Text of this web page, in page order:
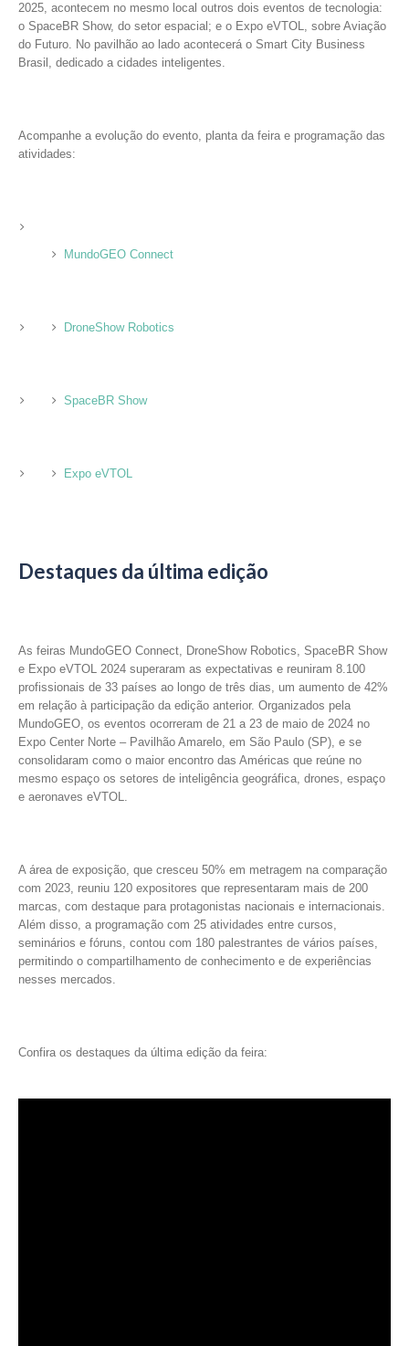
2025, acontecem no mesmo local outros dois eventos de tecnologia:
o SpaceBR Show, do setor espacial; e o Expo eVTOL, sobre Aviação
do Futuro. No pavilhão ao lado acontecerá o Smart City Business
Brasil, dedicado a cidades inteligentes.
Acompanhe a evolução do evento, planta da feira e programação das
atividades:
MundoGEO Connect
DroneShow Robotics
SpaceBR Show
Expo eVTOL
Destaques da última edição
As feiras MundoGEO Connect, DroneShow Robotics, SpaceBR Show
e Expo eVTOL 2024 superaram as expectativas e reuniram 8.100
profissionais de 33 países ao longo de três dias, um aumento de 42%
em relação à participação da edição anterior. Organizados pela
MundoGEO, os eventos ocorreram de 21 a 23 de maio de 2024 no
Expo Center Norte – Pavilhão Amarelo, em São Paulo (SP), e se
consolidaram como o maior encontro das Américas que reúne no
mesmo espaço os setores de inteligência geográfica, drones, espaço
e aeronaves eVTOL.
A área de exposição, que cresceu 50% em metragem na comparação
com 2023, reuniu 120 expositores que representaram mais de 200
marcas, com destaque para protagonistas nacionais e internacionais.
Além disso, a programação com 25 atividades entre cursos,
seminários e fóruns, contou com 180 palestrantes de vários países,
permitindo o compartilhamento de conhecimento e de experiências
nesses mercados.
Confira os destaques da última edição da feira: